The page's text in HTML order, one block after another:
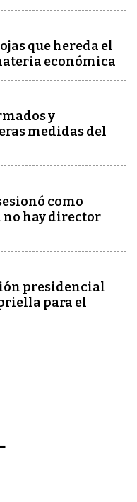
que hereda el
económica
y
medidas del
como
no hay director
presidencial
para el